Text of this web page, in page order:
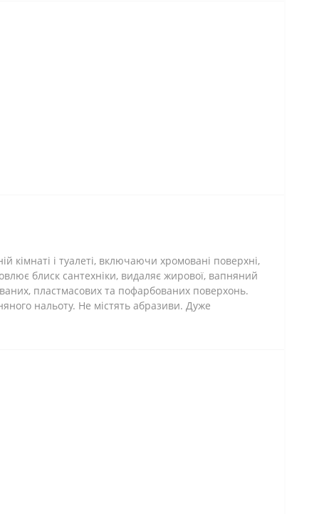
кімнаті і туалеті, включаючи хромовані поверхні,
блиск сантехніки, видаляє жирової, вапняний
пластмасових та пофарбованих поверхонь.
нальоту. Не містять абразиви. Дуже